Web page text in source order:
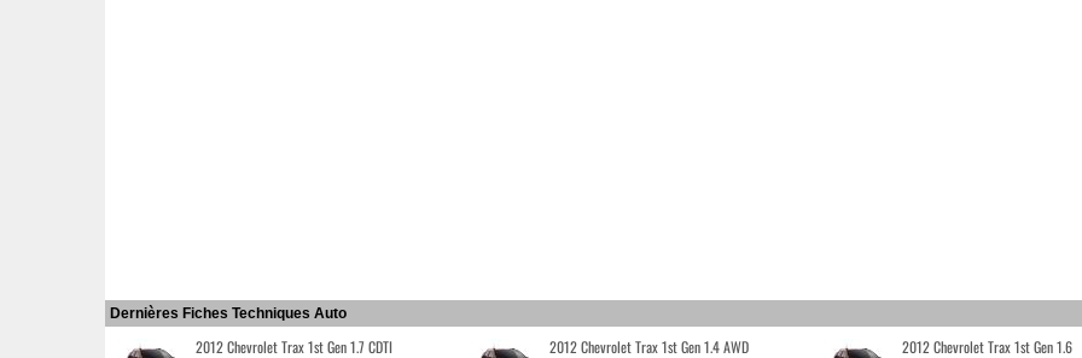
Dernières Fiches Techniques Auto
2012 Chevrolet Trax 1st Gen 1.7 CDTI 2012 Chevrolet Trax 1st Gen 1.4 AWD 2012 Chevrolet Trax 1st Gen 1.6